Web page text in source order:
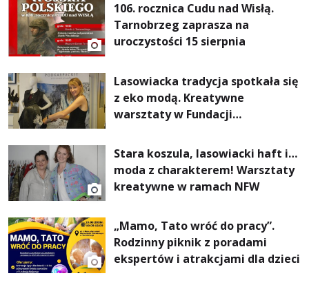
106. rocznica Cudu nad Wisłą.
Tarnobrzeg zaprasza na
uroczystości 15 sierpnia
Lasowiacka tradycja spotkała się
z eko modą. Kreatywne
warsztaty w Fundacji
Stara koszula, lasowiacki haft i…
moda z charakterem! Warsztaty
kreatywne w ramach NFW
„Mamo, Tato wróć do pracy”.
Rodzinny piknik z poradami
ekspertów i atrakcjami dla dzieci